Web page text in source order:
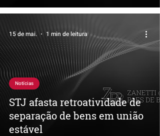
STJ afasta retroatividade de
separação de bens em união
estável
Notícias
15 de mai. 1 min de leitura